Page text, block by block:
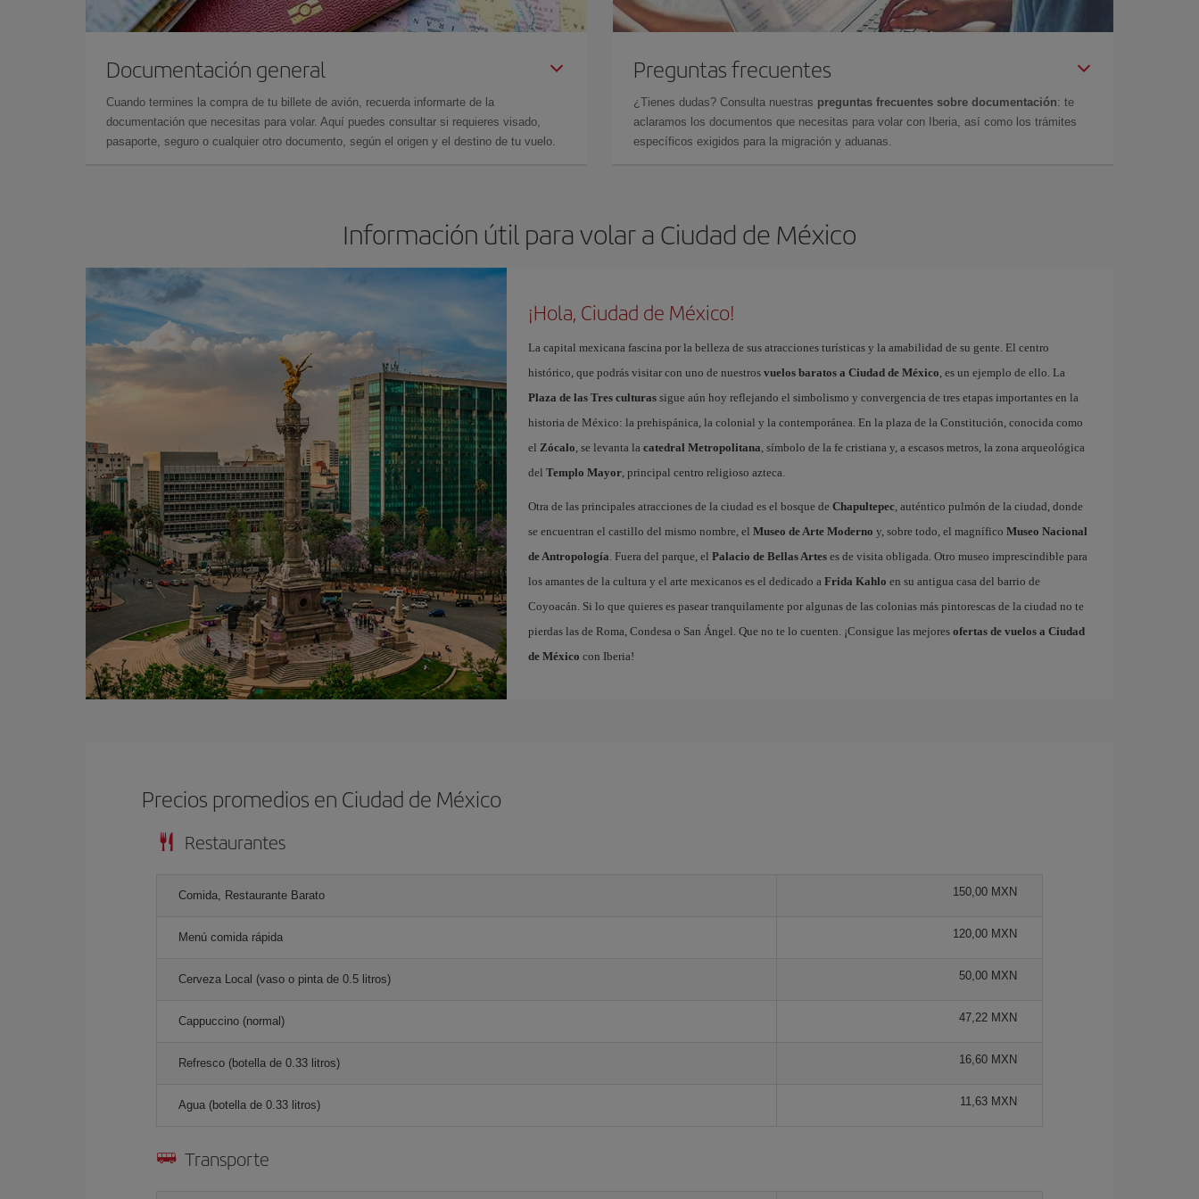
Documentación general
Cuando termines la compra de tu billete de avión, recuerda informarte de la
documentación que necesitas para volar. Aquí puedes consultar si requieres visado,
pasaporte, seguro o cualquier otro documento, según el origen y el destino de tu vuelo.
Preguntas frecuentes
¿Tienes dudas? Consulta nuestras preguntas frecuentes sobre documentación: te
aclaramos los documentos que necesitas para volar con Iberia, así como los trámites
específicos exigidos para la migración y aduanas.
Información útil para volar a Ciudad de México
¡Hola, Ciudad de México!
La capital mexicana fascina por la belleza de sus atracciones turísticas y la amabilidad de su gente. El centro
histórico, que podrás visitar con uno de nuestros vuelos baratos a Ciudad de México, es un ejemplo de ello. La
Plaza de las Tres culturassigue aún hoy reflejando el simbolismo y convergencia de tres etapas importantes en la
historia de México: la prehispánica, la colonial y la contemporánea. En la plaza de la Constitución, conocida como
el Zócalo, se levanta la catedral Metropolitana, símbolo de la fe cristiana y, a escasos metros, la zona arqueológica
del Templo Mayor, principal centro religioso azteca.
Otra de las principales atracciones de la ciudad es el bosque de Chapultepec, auténtico pulmón de la ciudad, donde
se encuentran el castillo del mismo nombre, el Museo de Arte Moderno y, sobre todo, el magnífico Museo Nacional
de Antropología. Fuera del parque, el Palacio de Bellas Arteses de visita obligada. Otro museo imprescindible para
los amantes de la cultura y el arte mexicanos es el dedicado a Frida Kahlo en su antigua casa del barrio de
Coyoacán. Si lo que quieres es pasear tranquilamente por algunas de las colonias más pintorescas de la ciudad no te
pierdas las de Roma, Condesa o San Ángel. Que no te lo cuenten. ¡Consigue las mejores ofertas de vuelos a Ciudad
de México con Iberia!
Precios promedios en Ciudad de México
Restaurantes
Comida, Restaurante Barato 150,00 MXN
Menú comida rápida 120,00 MXN
Cerveza Local (vaso o pinta de 0.5 litros) 50,00 MXN
Cappuccino (normal) 47,22 MXN
Refresco (botella de 0.33 litros) 16,60 MXN
Agua (botella de 0.33 litros) 11,63 MXN
Transporte